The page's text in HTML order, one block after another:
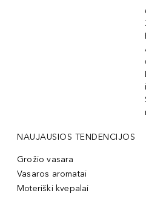
NAUJAUSIOS TENDENCIJOS
Grožio vasara
Vasaros aromatai
Moteriški kvepalai